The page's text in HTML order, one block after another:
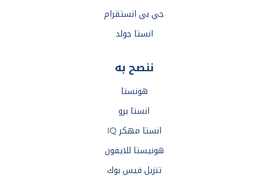
جي بي انستقرام
انستا جولد
ننصح به
هونستا
انستا برو
انستا مهكر IQ
هونيستا للايفون
تنزيل فيس بوك